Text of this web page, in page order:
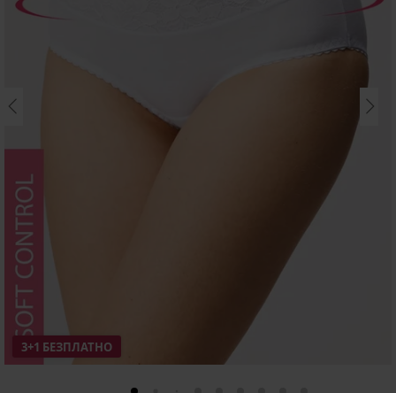
3+1 БЕЗПЛАТНО